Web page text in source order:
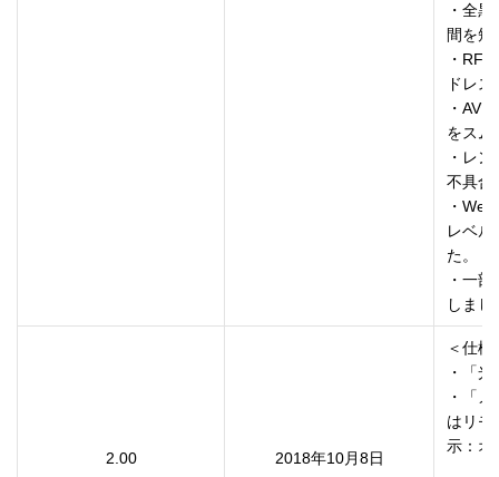
・全
間を
・
ドレ
・AV
をスム
・レ
不具合
・
レベ
た。
・一
しまし
2.00 2018年10月8日
＜仕様
・「
・「
はリモ
示：オ